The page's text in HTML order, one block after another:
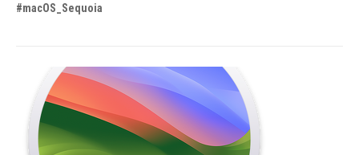
#macOS_Sequoia